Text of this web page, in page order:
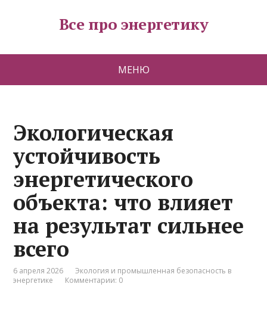
Все про энергетику
МЕНЮ
Экологическая
устойчивость
энергетического
объекта: что влияет
на результат сильнее
всего
6 апреля 2026
Экология и промышленная безопасность в
энергетике
Комментарии: 0